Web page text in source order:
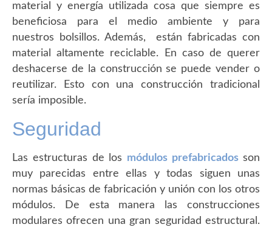
material y energía utilizada cosa que siempre es
beneficiosa para el medio ambiente y para
nuestros bolsillos. Además, están fabricadas con
material altamente reciclable. En caso de querer
deshacerse de la construcción se puede vender o
reutilizar. Esto con una construcción tradicional
sería imposible.
Seguridad
Las estructuras de los módulos prefabricadosson
muy parecidas entre ellas y todas siguen unas
normas básicas de fabricación y unión con los otros
módulos. De esta manera las construcciones
modulares ofrecen una gran seguridad estructural.